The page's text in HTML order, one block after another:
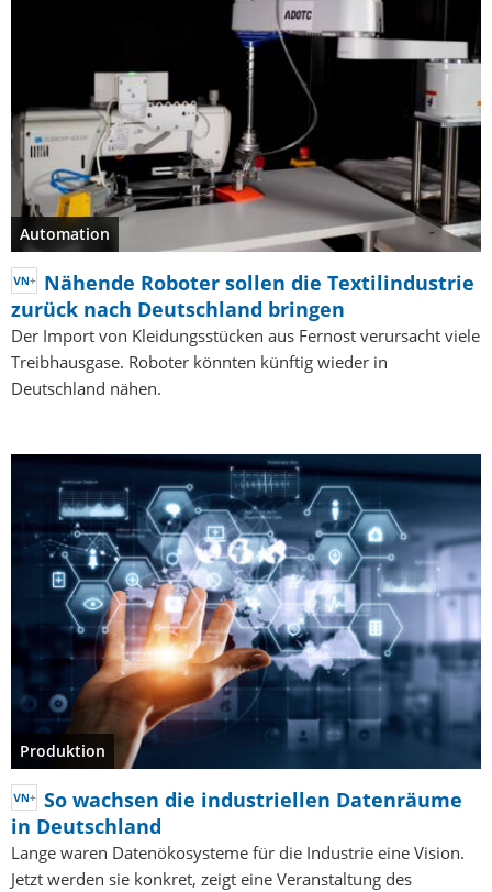
Automation
Nähende Roboter sollen die Textilindustrie
zurück nach Deutschland bringen
Der Import von Kleidungsstücken aus Fernost verursacht viele
Treibhausgase. Roboter könnten künftig wieder in
Deutschland nähen.
Produktion
So wachsen die industriellen Datenräume
in Deutschland
Lange waren Datenökosysteme für die Industrie eine Vision.
Jetzt werden sie konkret, zeigt eine Veranstaltung des